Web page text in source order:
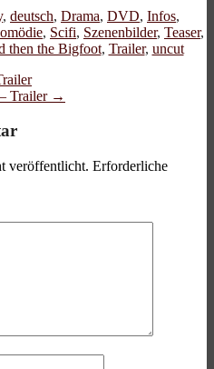
, deutsch, Drama, DVD, Infos,
, Scifi, Szenenbilder, Teaser,
then the Bigfoot, Trailer, uncut
Trailer →
veröffentlicht. Erforderliche